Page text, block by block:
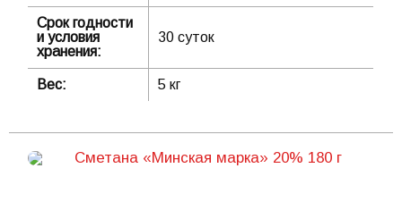
Срок годности
и условия
хранения:
30 суток
Вес: 5 кг